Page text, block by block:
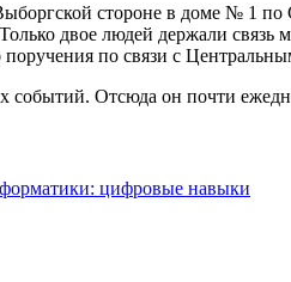
стороне в доме № 1
двое людей держали
по связи с
Отсюда он почти
цифровые навыки